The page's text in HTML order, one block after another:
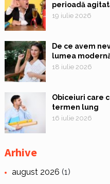
perioadă
19 iulie 2026
De ce avem
lumea
18 iulie 2026
Obiceiuri care
termen lung
16 iulie 2026
Arhive
august 2026 (1)